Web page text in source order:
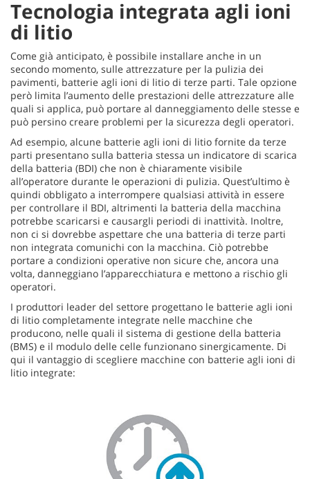
Tecnologia integrata agli ioni
di litio
Come già anticipato, è possibile installare anche in un
secondo momento, sulle attrezzature per la pulizia dei
pavimenti, batterie agli ioni di litio di terze parti. Tale opzione
però limita l’aumento delle prestazioni delle attrezzature alle
quali si applica, può portare al danneggiamento delle stesse e
può persino creare problemi per la sicurezza degli operatori.
Ad esempio, alcune batterie agli ioni di litio fornite da terze
parti presentano sulla batteria stessa un indicatore di scarica
della batteria (BDI) che non è chiaramente visibile
all’operatore durante le operazioni di pulizia. Quest’ultimo è
quindi obbligato a interrompere qualsiasi attività in essere
per controllare il BDI, altrimenti la batteria della macchina
potrebbe scaricarsi e causargli periodi di inattività. Inoltre,
non ci si dovrebbe aspettare che una batteria di terze parti
non integrata comunichi con la macchina. Ciò potrebbe
portare a condizioni operative non sicure che, ancora una
volta, danneggiano l’apparecchiatura e mettono a rischio gli
operatori.
I produttori leader del settore progettano le batterie agli ioni
di litio completamente integrate nelle macchine che
producono, nelle quali il sistema di gestione della batteria
(BMS) e il modulo delle celle funzionano sinergicamente. Di
qui il vantaggio di scegliere macchine con batterie agli ioni di
litio integrate: